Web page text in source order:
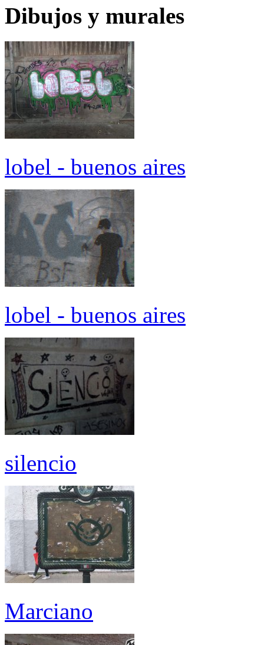
Dibujos y murales
lobel - buenos aires
lobel - buenos aires
silencio
Marciano